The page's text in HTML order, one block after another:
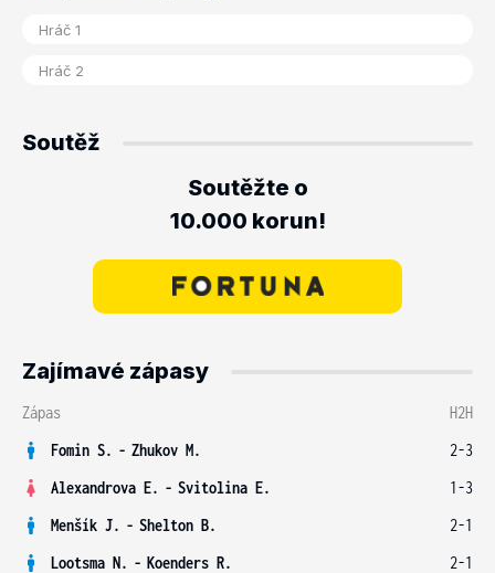
Soutěž
Soutěžte o
10.000 korun!
Zajímavé zápasy
Zápas
H2H
Fomin S. - Zhukov M.
2-3
Alexandrova E. - Svitolina E.
1-3
Menšík J. - Shelton B.
2-1
Lootsma N. - Koenders R.
2-1